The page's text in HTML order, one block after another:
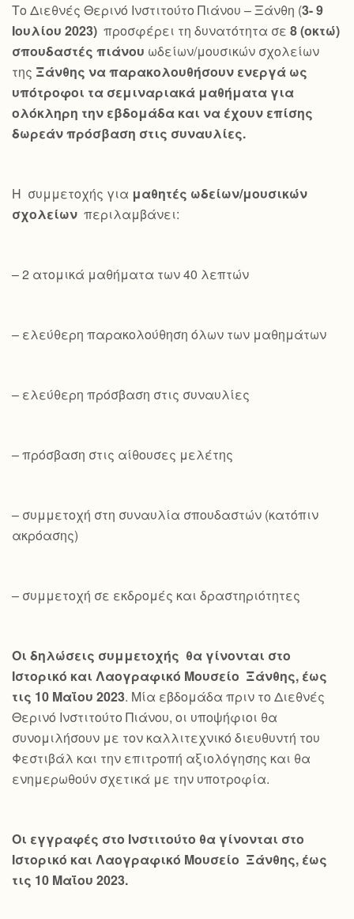
Το Διεθνές Θερινό Ινστιτούτο Πιάνου – Ξάνθη (3- 9
Ιουλίου 2023) προσφέρει τη δυνατότητα σε 8 (οκτώ)
σπουδαστές πιάνου ωδείων/μουσικών σχολείων
της Ξάνθης να παρακολουθήσουν ενεργά ως
υπότροφοι τα σεμιναριακά μαθήματα για
ολόκληρη την εβδομάδα και να έχουν επίσης
δωρεάν πρόσβαση στις συναυλίες.
Η συμμετοχής για μαθητές ωδείων/μουσικών
σχολείων περιλαμβάνει:
– 2 ατομικά μαθήματα των 40 λεπτών
– ελεύθερη παρακολούθηση όλων των μαθημάτων
– ελεύθερη πρόσβαση στις συναυλίες
– πρόσβαση στις αίθουσες μελέτης
– συμμετοχή στη συναυλία σπουδαστών (κατόπιν
ακρόασης)
– συμμετοχή σε εκδρομές και δραστηριότητες
Οι δηλώσεις συμμετοχής θα γίνονται στο
Ιστορικό και Λαογραφικό Μουσείο Ξάνθης, έως
τις 10 Μαΐου 2023. Μία εβδομάδα πριν το Διεθνές
Θερινό Ινστιτούτο Πιάνου, οι υποψήφιοι θα
συνομιλήσουν με τον καλλιτεχνικό διευθυντή του
Φεστιβάλ και την επιτροπή αξιολόγησης και θα
ενημερωθούν σχετικά με την υποτροφία.
Οι εγγραφές στο Ινστιτούτο θα γίνονται στο
Ιστορικό και Λαογραφικό Μουσείο Ξάνθης, έως
τις 10 Μαΐου 2023.